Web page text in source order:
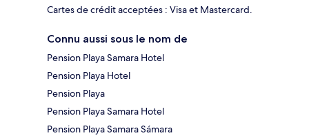
Cartes de crédit acceptées : Visa et Mastercard.
Connu aussi sous le nom de
Pension Playa Samara Hotel
Pension Playa Hotel
Pension Playa
Pension Playa Samara Hotel
Pension Playa Samara Sámara